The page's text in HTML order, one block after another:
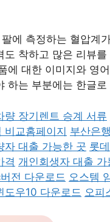
에 측정하는 혈압계
도 착하고 많은 리뷰
에 대한 이미지와 영
하는 부분에는 한글
량 장기렌트 승계 서류
비교홈페이지 부산은
자 대출 가능한 곳 롯
격 개인회생자 대출 가
전 다운로드 오스템
도우10 다운로드 오피